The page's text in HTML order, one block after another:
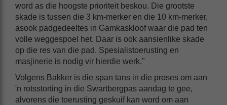
word as die hoogste prioriteit beskou. Die grootste
skade is tussen die 3 km-merker en die 10 km-merker,
asook padgedeeltes in Gamkaskloof waar die pad ten
volle weggespoel het. Daar is ook aansienlike skade
op die res van die pad. Spesialistoerusting en
masjinerie is nodig vir hierdie werk."
Volgens Bakker is die span tans in die proses om aan
'n rotsstorting in die Swartbergpas aandag te gee,
alvorens die toerusting geskuif kan word om aan